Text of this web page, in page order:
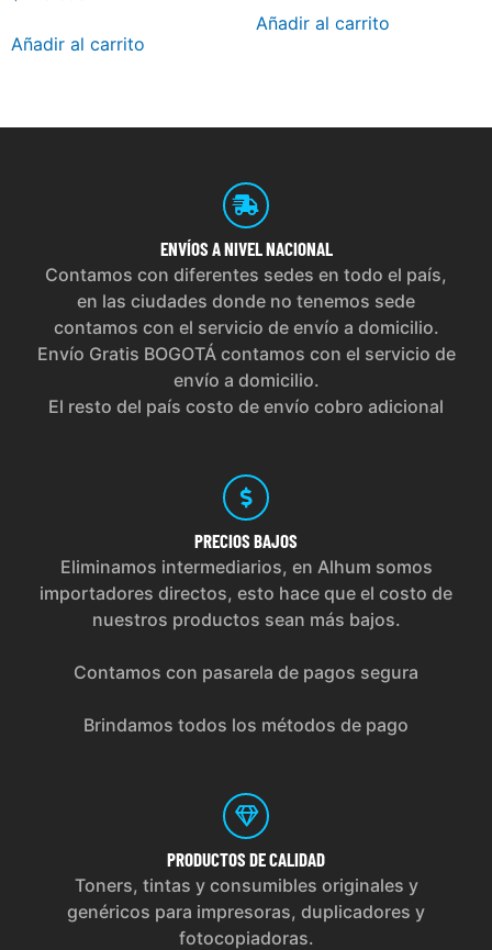
Añadir al carrito
Añadir al carrito
ENVÍOS A NIVEL NACIONAL
Contamos con diferentes sedes en todo el país,
en las ciudades donde no tenemos sede
contamos con el servicio de envío a domicilio.
Envío Gratis BOGOTÁ contamos con el servicio de
envío a domicilio.
El resto del país costo de envío cobro adicional
PRECIOS BAJOS
Eliminamos intermediarios, en Alhum somos
importadores directos, esto hace que el costo de
nuestros productos sean más bajos.
Contamos con pasarela de pagos segura
Brindamos todos los métodos de pago
PRODUCTOS DE CALIDAD
Toners, tintas y consumibles originales y
genéricos para impresoras, duplicadores y
fotocopiadoras.